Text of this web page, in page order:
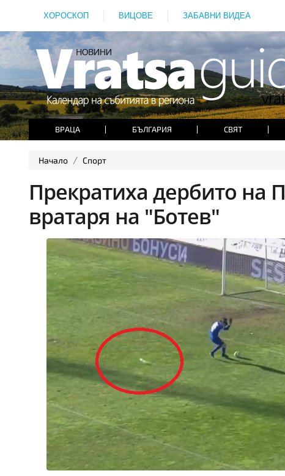
ХОРОСКОП ВИЦОВЕ ЗАБАВНИ ВИДЕА
ВРАЦА БЪЛГАРИЯ СВЯТ
Начало Спорт
Прекратиха дербито на
вратаря на "Ботев"